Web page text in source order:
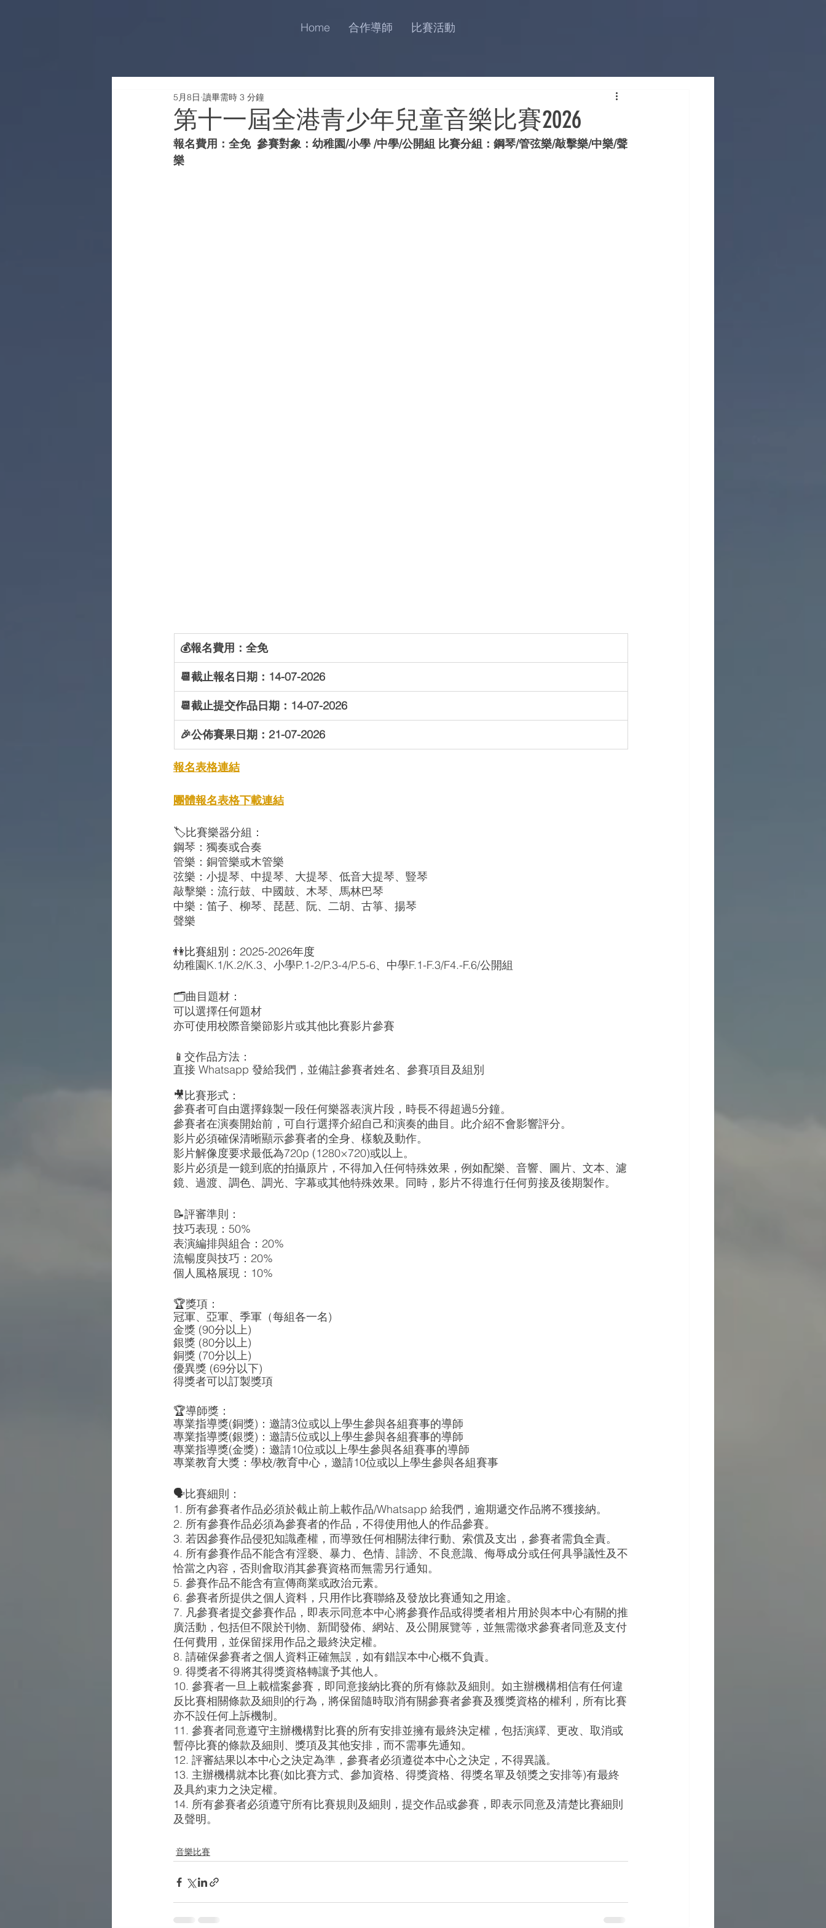
Home 合作導師 比賽活動
第十一屆全港青少年兒童音樂比賽2026
5月8日 讀畢需時 3 分鐘
報名費用：全免  參賽對象：幼稚園/小學 /中學/公開組 比賽分組：鋼琴/管弦樂/敲擊樂/中樂/聲
樂
💰報名費用：全免
📆截止報名日期：14-07-2026
📆截止提交作品日期：14-07-2026
🎉公佈賽果日期：21-07-2026
報名表格連結
團體報名表格下載連結
🏷️比賽樂器分組：
鋼琴：獨奏或合奏
管樂：銅管樂或木管樂
弦樂：小提琴、中提琴、大提琴、低音大提琴、豎琴
敲擊樂：流行鼓、中國鼓、木琴、馬林巴琴
中樂：笛子、柳琴、琵琶、阮、二胡、古箏、揚琴
聲樂
👫比賽組別：2025-2026年度
幼稚園K.1/K.2/K.3、小學P.1-2/P.3-4/P.5-6、中學F.1-F.3/F4.-F.6/公開組
🗂️曲目題材：
可以選擇任何題材
亦可使用校際音樂節影片或其他比賽影片參賽
📱 交作品方法：
直接 Whatsapp 發給我們，並備註參賽者姓名、參賽項目及組別
🎥比賽形式：
參賽者可自由選擇錄製一段任何樂器表演片段，時長不得超過5分鐘。
參賽者在演奏開始前，可自行選擇介紹自己和演奏的曲目。此介紹不會影響評分。
影片必須確保清晰顯示參賽者的全身、樣貌及動作。
影片解像度要求最低為720p (1280×720)或以上。
影片必須是一鏡到底的拍攝原片，不得加入任何特殊效果，例如配樂、音響、圖片、文本、濾
鏡、過渡、調色、調光、字幕或其他特殊效果。同時，影片不得進行任何剪接及後期製作。
📝評審準則：
技巧表現：50%
表演編排與組合：20%
流暢度與技巧：20%
個人風格展現：10%
🏆獎項：
冠軍、亞軍、季軍（每組各一名)
金獎 (90分以上)
銀獎 (80分以上)
銅獎 (70分以上)
優異獎 (69分以下)
得獎者可以訂製獎項
🏆導師獎：
專業指導獎(銅獎)：邀請3位或以上學生參與各組賽事的導師
專業指導獎(銀獎)：邀請5位或以上學生參與各組賽事的導師
專業指導獎(金獎)：邀請10位或以上學生參與各組賽事的導師
專業教育大獎：學校/教育中心，邀請10位或以上學生參與各組賽事
🗣️比賽細則：
1. 所有參賽者作品必須於截止前上載作品/Whatsapp 給我們，逾期遞交作品將不獲接納。
2. 所有參賽作品必須為參賽者的作品，不得使用他人的作品參賽。
3. 若因參賽作品侵犯知識產權，而導致任何相關法律行動、索償及支出，參賽者需負全責。
4. 所有參賽作品不能含有淫褻、暴力、色情、誹謗、不良意識、侮辱成分或任何具爭議性及不
恰當之內容，否則會取消其參賽資格而無需另行通知。
5. 參賽作品不能含有宣傳商業或政治元素。
6. 參賽者所提供之個人資料，只用作比賽聯絡及發放比賽通知之用途。
7. 凡參賽者提交參賽作品，即表示同意本中心將參賽作品或得獎者相片用於與本中心有關的推
廣活動，包括但不限於刊物、新聞發佈、網站、及公開展覽等，並無需徵求參賽者同意及支付
任何費用，並保留採用作品之最終決定權。
8. 請確保參賽者之個人資料正確無誤，如有錯誤本中心概不負責。
9. 得獎者不得將其得獎資格轉讓予其他人。
10. 參賽者一旦上載檔案參賽，即同意接納比賽的所有條款及細則。如主辦機構相信有任何違
反比賽相關條款及細則的行為，將保留隨時取消有關參賽者參賽及獲獎資格的權利，所有比賽
亦不設任何上訴機制。
11. 參賽者同意遵守主辦機構對比賽的所有安排並擁有最終決定權，包括演繹、更改、取消或
暫停比賽的條款及細則、獎項及其他安排，而不需事先通知。
12. 評審結果以本中心之決定為準，參賽者必須遵從本中心之決定，不得異議。
13. 主辦機構就本比賽(如比賽方式、參加資格、得獎資格、得獎名單及領獎之安排等)有最終
及具約束力之決定權。
14. 所有參賽者必須遵守所有比賽規則及細則，提交作品或參賽，即表示同意及清楚比賽細則
及聲明。
音樂比賽